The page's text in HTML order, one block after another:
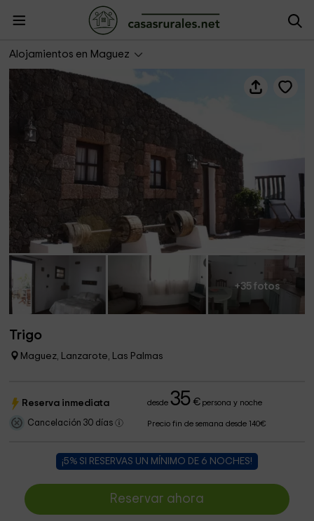
Alojamientos en Maguez
+35 fotos
Trigo
Maguez, Lanzarote, Las Palmas
Reserva inmediata desde35 €persona y noche
Cancelación 30 días Precio fin de semana desde 140€
¡5% SI RESERVAS UN MÍNIMO DE 6 NOCHES!
Reservar ahora